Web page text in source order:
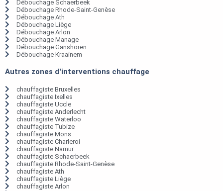
Débouchage Schaerbeek
Débouchage Rhode-Saint-Genèse
Débouchage Ath
Débouchage Liège
Débouchage Arlon
Débouchage Manage
Débouchage Ganshoren
Débouchage Kraainem
Autres zones d'interventions chauffage
chauffagiste Bruxelles
chauffagiste Ixelles
chauffagiste Uccle
chauffagiste Anderlecht
chauffagiste Waterloo
chauffagiste Tubize
chauffagiste Mons
chauffagiste Charleroi
chauffagiste Namur
chauffagiste Schaerbeek
chauffagiste Rhode-Saint-Genèse
chauffagiste Ath
chauffagiste Liège
chauffagiste Arlon